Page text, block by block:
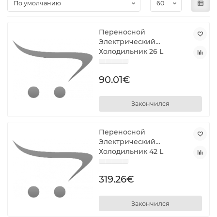
Переносной
Электрический
Холодильник 26 L
90.01€
Закончился
Переносной
Электрический
Холодильник 42 L
319.26€
Закончился